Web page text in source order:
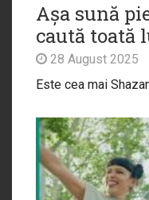
Așa sună
caută toată
28 August 2025
Este cea mai